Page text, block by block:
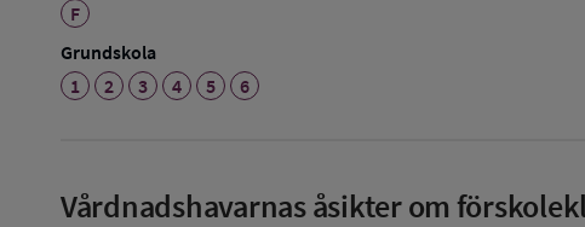
F
Grundskola
1
2 3 4 5 6
Vårdnadshavarnas åsikter om